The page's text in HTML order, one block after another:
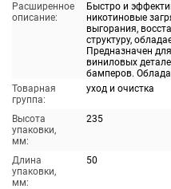
Расширенное
описание:
Быстро и
никотиновые
выгорания,
структуру,
Предназначен
виниловых
бамперов.
Товарная
группа:
уход и очистка
Высота
упаковки,
мм:
235
Длина
упаковки,
мм:
50